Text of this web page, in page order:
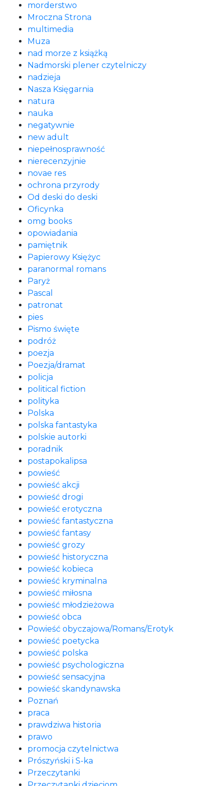
morderstwo
Mroczna Strona
multimedia
Muza
nad morze z książką
Nadmorski plener czytelniczy
nadzieja
Nasza Księgarnia
natura
nauka
negatywnie
new adult
niepełnosprawność
nierecenzyjnie
novae res
ochrona przyrody
Od deski do deski
Oficynka
omg books
opowiadania
pamiętnik
Papierowy Księżyc
paranormal romans
Paryż
Pascal
patronat
pies
Pismo święte
podróż
poezja
Poezja/dramat
policja
political fiction
polityka
Polska
polska fantastyka
polskie autorki
poradnik
postapokalipsa
powieść
powieść akcji
powieść drogi
powieść erotyczna
powieść fantastyczna
powieść fantasy
powieść grozy
powieść historyczna
powieść kobieca
powieść kryminalna
powieść miłosna
powieść młodzieżowa
powieść obca
Powieść obyczajowa/Romans/Erotyk
powieść poetycka
powieść polska
powieść psychologiczna
powieść sensacyjna
powieść skandynawska
Poznań
praca
prawdziwa historia
prawo
promocja czytelnictwa
Prószyński i S-ka
Przeczytanki